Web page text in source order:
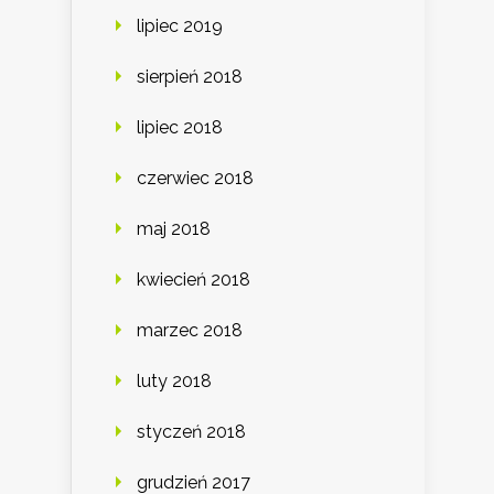
lipiec 2019
sierpień 2018
lipiec 2018
czerwiec 2018
maj 2018
kwiecień 2018
marzec 2018
luty 2018
styczeń 2018
grudzień 2017